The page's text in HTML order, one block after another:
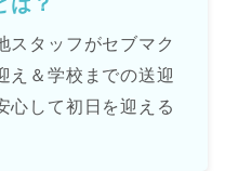
スタッフがセブマク
え＆学校までの送迎
心して初日を迎える